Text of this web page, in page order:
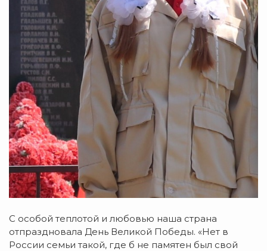
С особой теплотой и любовью наша страна
отпраздновала День Великой Победы. «Нет в
России семьи такой, где б не памятен был свой